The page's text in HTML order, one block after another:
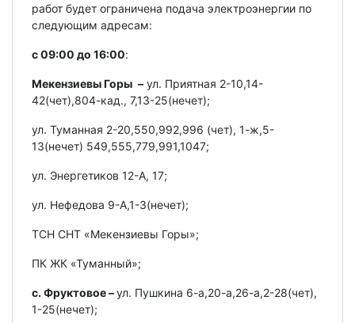
работ будет ограничена подача электроэнергии по
следующим адресам:
с 09:00 до 16:00:
Мекензиевы Горы – ул. Приятная 2-10,14-
42(чет),804-кад., 7,13-25(нечет);
ул. Туманная 2-20,550,992,996 (чет), 1-ж,5-
13(нечет) 549,555,779,991,1047;
ул. Энергетиков 12-А, 17;
ул. Нефедова 9-А,1-3(нечет);
ТСН СНТ «Мекензиевы Горы»;
ПК ЖК «Туманный»;
с. Фруктовое –ул. Пушкина 6-а,20-а,26-а,2-28(чет),
1-25(нечет);